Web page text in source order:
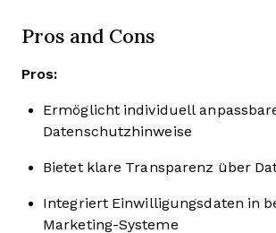
Pros and Cons
Pros:
Ermöglicht individuell
Datenschutzhinweise
Bietet klare Transparenz über
Integriert Einwilligungsdaten in
Marketing-Systeme